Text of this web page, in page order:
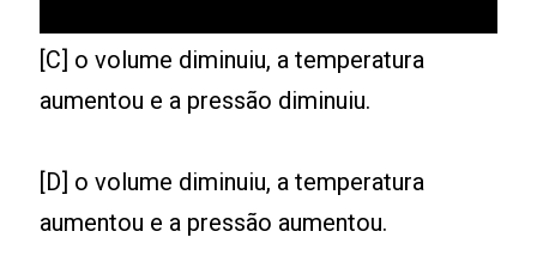
[C] o volume diminuiu, a temperatura
aumentou e a pressão diminuiu.
[D] o volume diminuiu, a temperatura
aumentou e a pressão aumentou.